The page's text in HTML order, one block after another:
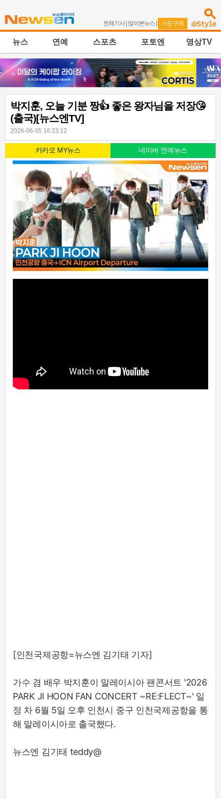
전체기사| 많이본뉴스 | 사진구매
뉴스 연예 스포츠 포토엔 영상TV
박지훈, 오늘 기분 짱👍 좋은 왕자님을 저장😘
(출국)[뉴스엔TV]
2026-06-05 16:23:12
카카오 MY뉴스 네이버 연예뉴스
[인천국제공항=뉴스엔 김기태 기자]
가수 겸 배우 박지훈이 말레이시아 팬콘서트 '2026
PARK JI HOON FAN CONCERT ~RE:FLECT~' 일
정 차 6월 5일 오후 인천시 중구 인천국제공항을 통
해 말레이시아로 출국했다.
뉴스엔 김기태 teddy@